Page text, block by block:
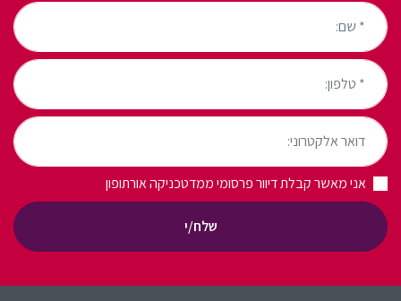
* שם:
* טלפון:
דואר אלקטרוני:
אני מאשר קבלת דיוור פרסומי ממדטכניקה אורתופון
שלח/י